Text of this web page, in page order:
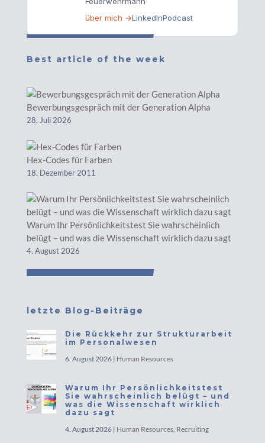
über mich →LinkedInPodcast
Best article of the week
Bewerbungsgespräch mit der Generation Alpha
28. Juli 2026
Hex-Codes für Farben
18. Dezember 2011
Warum Ihr Persönlichkeitstest Sie wahrscheinlich
belügt – und was die Wissenschaft wirklich dazu sagt
4. August 2026
letzte Blog-Beiträge
Die Rückkehr zur Strukturarbeit
im Personalwesen
6. August 2026| Human Resources
Warum Ihr Persönlichkeitstest
Sie wahrscheinlich belügt – und
was die Wissenschaft wirklich
dazu sagt
4. August 2026| Human Resources, Recruiting